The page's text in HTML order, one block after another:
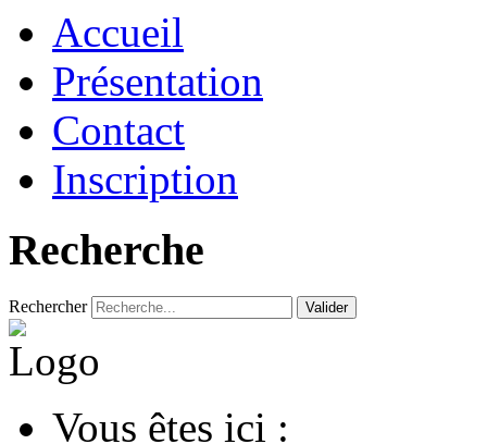
Accueil
Présentation
Contact
Inscription
Recherche
Rechercher Valider
Vous êtes ici :